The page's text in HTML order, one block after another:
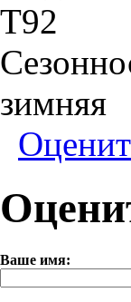
T92
зимняя
Ваше имя: